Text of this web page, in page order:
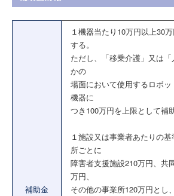
補助金
１機器当たり10万円以上30
する。
ただし、「移乗介護」又は
かの
場面において使用するロボッ
機器に
つき100万円を上限として補
１施設又は事業者あたりの
所ごとに
障害者支援施設210万円、共
万円、
その他の事業所120万円とし